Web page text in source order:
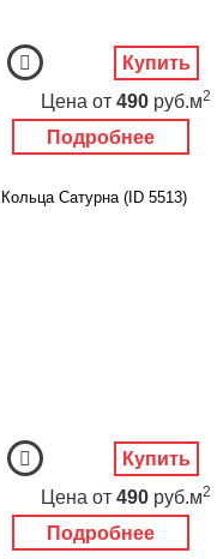
Подробнее
Цена от 490 руб.м2
Купить
Кольца Сатурна (ID 5513)
Подробнее
Цена от 490 руб.м2
Купить